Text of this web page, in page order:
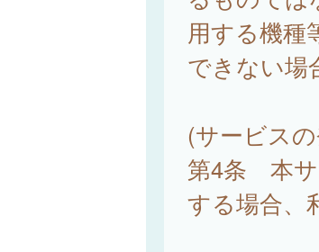
用する機種
できない場
(サービス
第4条 本サ
する場合、